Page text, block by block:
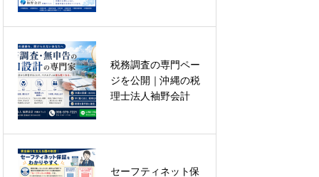
税務調査の専門ペー
ジを公開｜沖縄の税
理士法人袖野会計
セーフティネット保
税務調査の専門ペー
ジを公開｜沖縄の税
理士法人袖野会計
那覇の税理士へのよ